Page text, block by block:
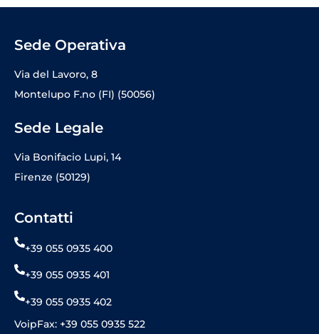
Sede Operativa
Via del Lavoro, 8
Montelupo F.no (FI) (50056)
Sede Legale
Via Bonifacio Lupi, 14
Firenze (50129)
Contatti
+39 055 0935 400
+39 055 0935 401
+39 055 0935 402
VoipFax: +39 055 0935 522